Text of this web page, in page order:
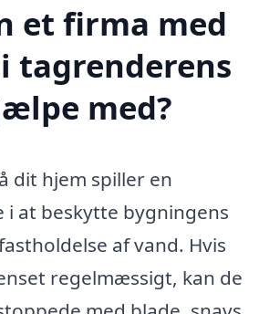
et firma med
tagrenderens
med?
dit hjem spiller en
i at beskytte bygningens
af vand. Hvis
regelmæssigt, kan de